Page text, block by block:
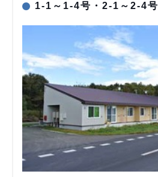
1-1～1-4号・2-1～2-4号